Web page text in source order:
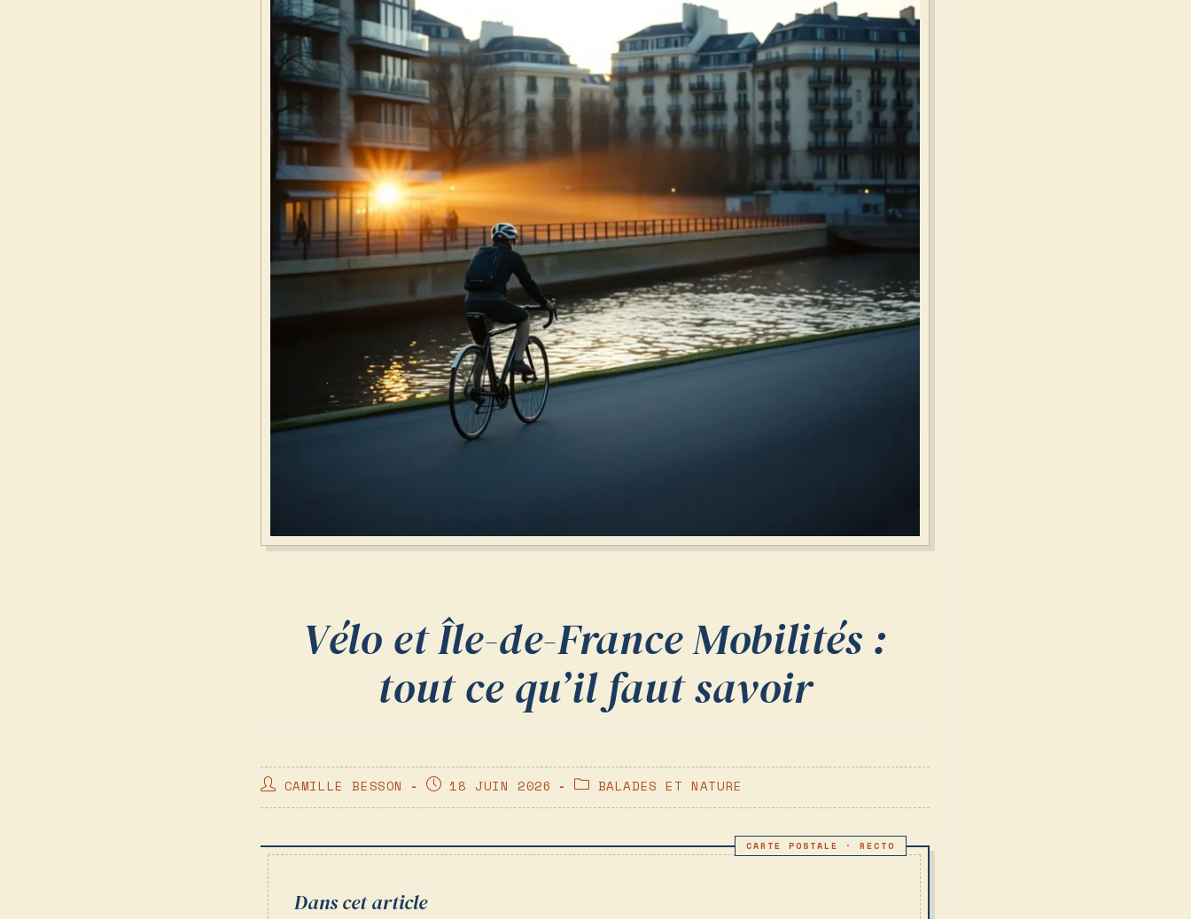
Vélo et Île-de-France Mobilités :
tout ce qu’il faut savoir
AUTEUR/AUTRICE
CAMILLE BESSON
PUBLICATION
18 JUIN 2026
POSTBALADES ET NATURE
Dans cet article